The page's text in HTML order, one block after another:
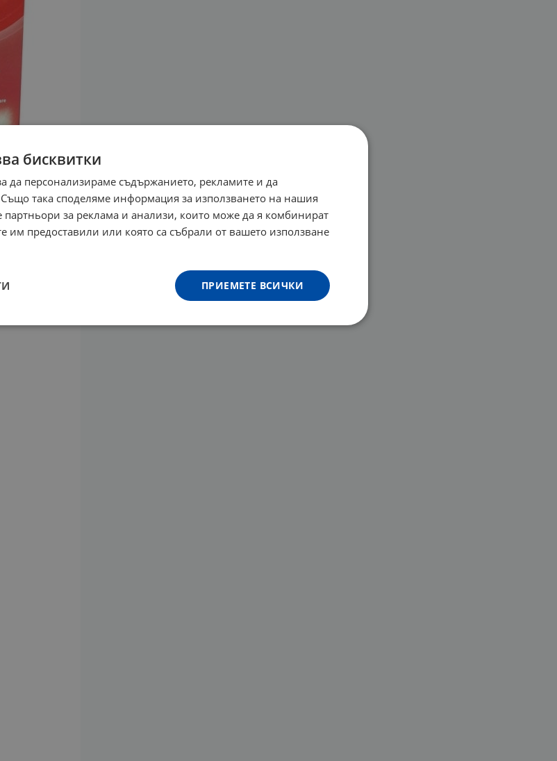
бисквитки
да персонализираме съдържанието, рекламите и да
така споделяме информация за използването на нашия
партньори за реклама и анализи, които може да я комбинират
им предоставили или която са събрали от вашето използване
ПРИЕМЕТЕ ВСИЧКИ